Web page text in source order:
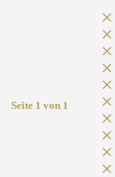
Seite 1 von 1